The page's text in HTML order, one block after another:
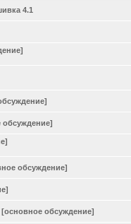
4.1
обсуждение]
обсуждение]
[основное обсуждение]